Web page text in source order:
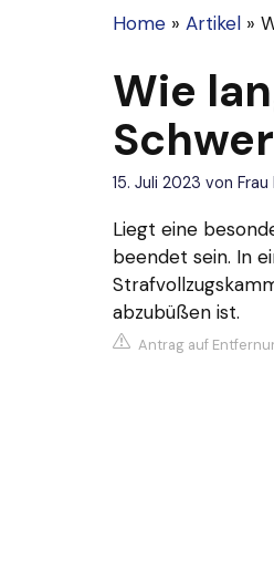
Home » Artikel »
Wie
15. Juli 2023 von Frau
Liegt eine
beendet sein. In
abzubüßen ist.
Antrag auf